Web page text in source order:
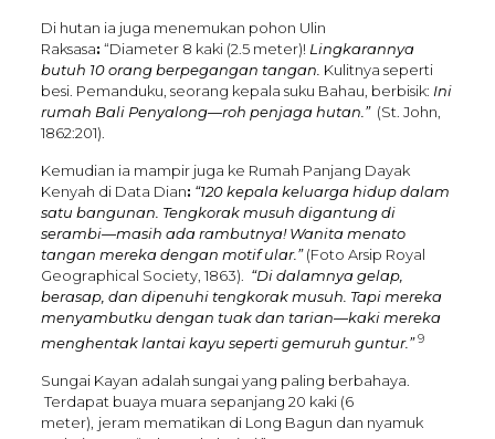
Di hutan ia juga menemukan pohon Ulin
Raksasa: “Diameter 8 kaki (2.5 meter)! Lingkarannya
butuh 10 orang berpegangan tangan. Kulitnya seperti
besi. Pemanduku, seorang kepala suku Bahau, berbisik: Ini
rumah Bali Penyalong—roh penjaga hutan.”(St. John,
1862:201).
Kemudian ia mampir juga ke Rumah Panjang Dayak
Kenyah di Data Dian: “120 kepala keluarga hidup dalam
satu bangunan. Tengkorak musuh digantung di
serambi—masih ada rambutnya! Wanita menato
tangan mereka dengan motif ular.”(Foto Arsip Royal
Geographical Society, 1863). “Di dalamnya gelap,
berasap, dan dipenuhi tengkorak musuh. Tapi mereka
menyambutku dengan tuak dan tarian—kaki mereka
menghentak lantai kayu seperti gemuruh guntur.”9
Sungai Kayan adalah sungai yang paling berbahaya.
Terdapat buaya muara sepanjang 20 kaki (6
meter), jeram mematikan di Long Bagun dan nyamuk